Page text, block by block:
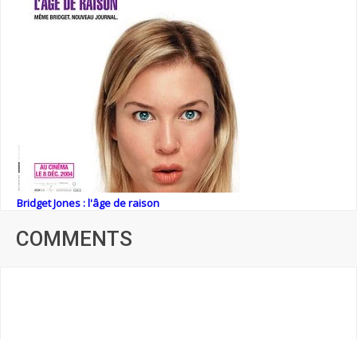
Bridget Jones : l'âge de raison
COMMENTS